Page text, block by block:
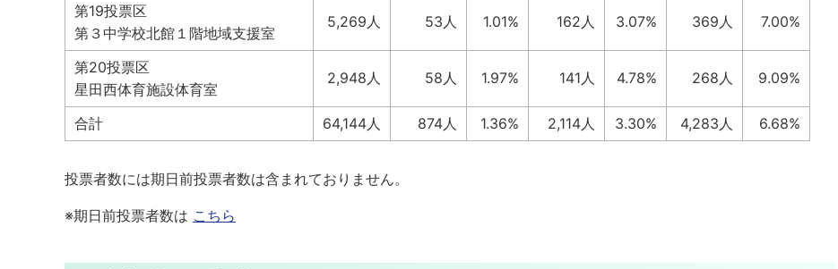
第19投票区
第３中学校北館１階地域支援室
5,269人 53人 1.01% 162人 3.07% 369人 7.00%
第20投票区
星田西体育施設体育室
2,948人 58人 1.97% 141人 4.78% 268人 9.09%
合計 64,144人 874人 1.36% 2,114人 3.30% 4,283人 6.68%
投票者数には期日前投票者数は含まれておりません。
※期日前投票者数は こちら